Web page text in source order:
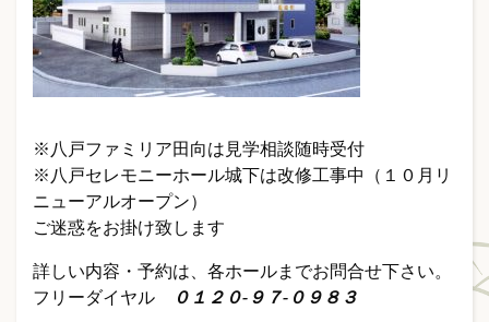
※八戸ファミリア田向は見学相談随時受付
※八戸セレモニーホール城下は改修工事中（１０月リ
ニューアルオープン）
ご迷惑をお掛け致します
詳しい内容・予約は、各ホールまでお問合せ下さい。
フリーダイヤル
０１２０-９７-０９８３